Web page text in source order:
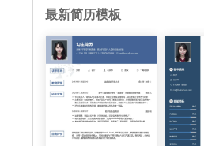
最新简历模板